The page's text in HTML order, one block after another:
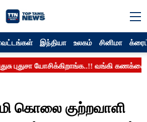
இந்தியா உலகம் சினிமா
கொலை குற்றவாளி